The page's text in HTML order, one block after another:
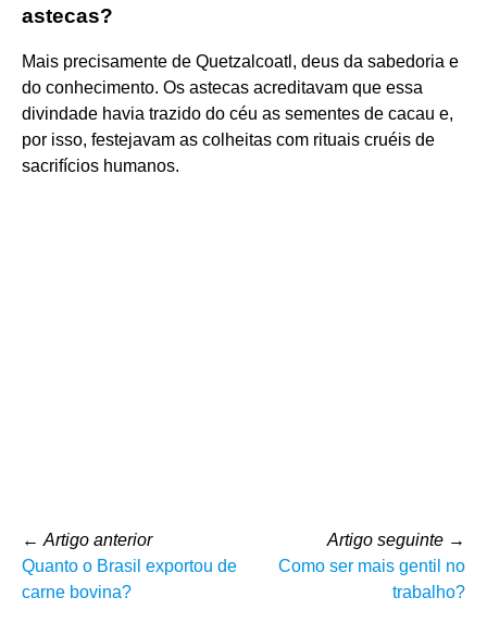
astecas?
Mais precisamente de Quetzalcoatl, deus da sabedoria e
do conhecimento. Os astecas acreditavam que essa
divindade havia trazido do céu as sementes de cacau e,
por isso, festejavam as colheitas com rituais cruéis de
sacrifícios humanos.
← Artigo anterior
Quanto o Brasil exportou de
carne bovina?
Artigo seguinte →
Como ser mais gentil no
trabalho?